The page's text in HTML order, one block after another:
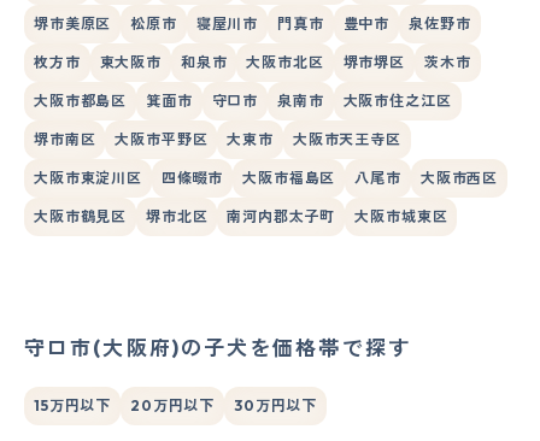
堺市美原区 松原市 寝屋川市 門真市 豊中市 泉佐野市
枚方市 東大阪市 和泉市 大阪市北区 堺市堺区 茨木市
大阪市都島区 箕面市 守口市 泉南市 大阪市住之江区
堺市南区 大阪市平野区 大東市 大阪市天王寺区
大阪市東淀川区 四條畷市 大阪市福島区 八尾市 大阪市西区
大阪市鶴見区 堺市北区 南河内郡太子町 大阪市城東区
守口市(大阪府)の子犬を価格帯で探す
15万円以下 20万円以下 30万円以下